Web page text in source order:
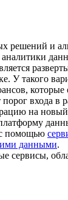
решений и
У такого
которые
входа в
на
помощью
данными.
сервисы,